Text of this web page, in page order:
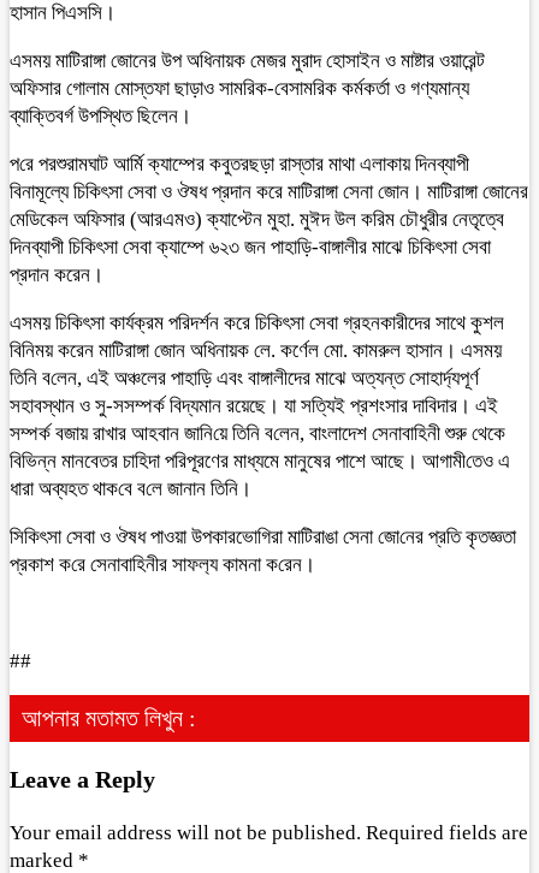
হাসান পিএস‌সি।
এসময় মাটিরাঙ্গা জোনের উপ অধিনায়ক মেজর মুরাদ হোসাইন ও মাষ্টার ওয়ারেন্ট
অফিসার গোলাম মোস্তফা ছাড়াও সামরিক-বেসামরিক কর্মকর্তা ও গণ্যমান্য
ব্যাক্তিবর্গ উপস্থিত ছিলেন।
প‌রে পরশুরামঘাট আর্মি ক্যাম্পের কবুতরছড়া রাস্তার মাথা এলাকায় দিনব্যাপী
বিনামূল্যে চিকিৎসা সেবা ও ঔষধ প্রদান করে মাটিরাঙ্গা সেনা জোন। মাটিরাঙ্গা জোনের
মেডিকেল অফিসার (আরএমও) ক্যাপ্টেন মুহা. মুঈদ উল করিম চৌধুরীর নেতৃত্বে
দিনব্যাপী চিকিৎসা সেবা ক্যাম্পে ৬২৩ জন পাহা‌ড়ি-বাঙ্গালীর মাঝে চিকিৎসা সেবা
প্রদান করেন।
এসময় চিকিৎসা কার্যক্রম পরিদর্শন করে চিকিৎসা সেবা গ্রহনকারীদের সাথে কুশল
বিনিময় করেন মাটিরাঙ্গা জোন অধিনায়ক লে. কর্ণেল মো. কামরুল হাসান। এসময়
তিনি ব‌লেন, এই অঞ্চলের পাহাড়ি এবং বাঙ্গালীদের মাঝে অত্যন্ত সোহার্দ্যপূর্ণ
সহাবস্থান ও সু-সসম্পর্ক বিদ্যমান রয়েছে। যা সত্যিই প্রশংসার দাবিদার। এই
সম্পর্ক বজায় রাখার আহবান জা‌নি‌য়ে তি‌নি ব‌লেন, বাংলাদেশ সেনাবাহিনী শুরু থেকে
বিভিন্ন মানবেতর চাহিদা পরিপূরণের মাধ্যমে মানুষের পাশে আছে। আগামী‌তেও এ
ধারা অব্যহত থাক‌বে ব‌লে জানান তিনি।
সি‌কিৎসা সেবা ও ঔষধ পাওয়া উপকারভো‌গিরা মাটিরাঙা সেনা জো‌নের প্রতি কৃতজ্ঞতা
প্রকাশ ক‌রে সেনাবাহিনীর সাফল‌্য কামনা ক‌রেন।
##
আপনার মতামত লিখুন :
Leave a Reply
Your email address will not be published. Required fields are
marked *